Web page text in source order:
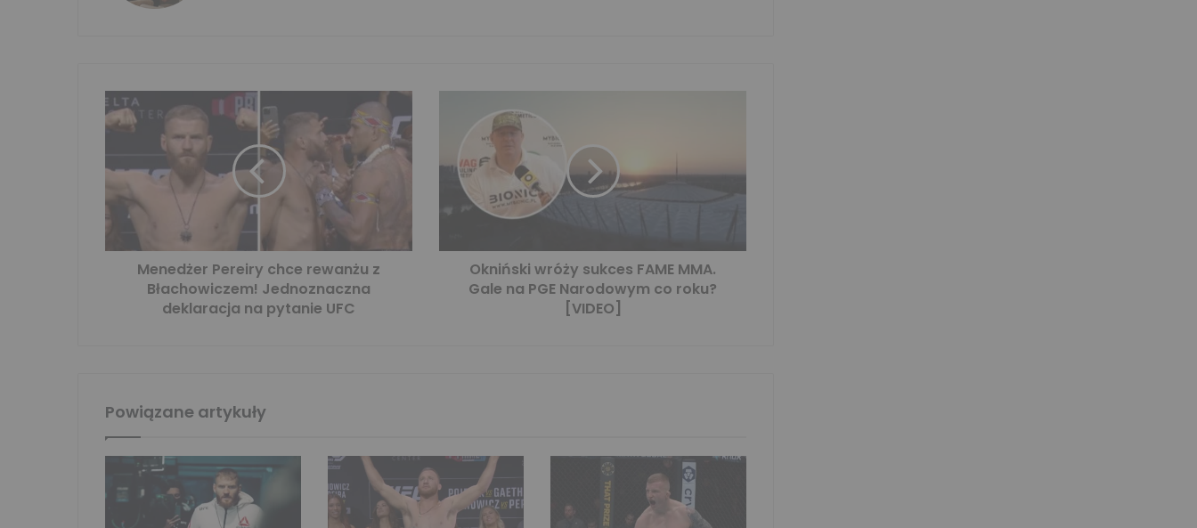
Menedżer Pereiry chce rewanżu z
Błachowiczem! Jednoznaczna
deklaracja na pytanie UFC
Okniński wróży sukces FAME MMA.
Gale na PGE Narodowym co roku?
[VIDEO]
Powiązane artykuły